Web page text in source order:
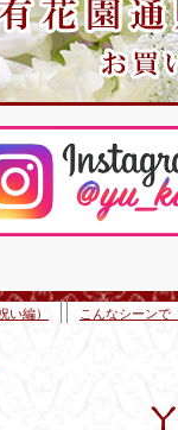
い編） こんなシーンで